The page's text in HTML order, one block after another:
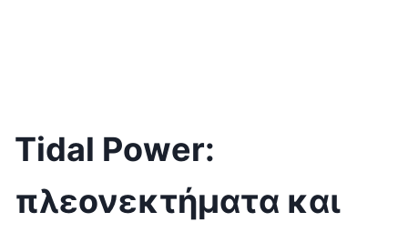
Tidal Power:
πλεονεκτήματα και